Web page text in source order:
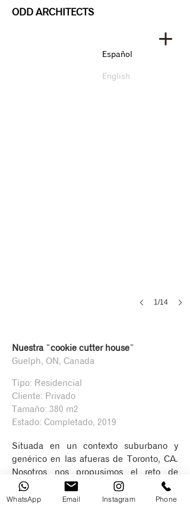
ODD ARCHITECTS
Español
English
1/14
Nuestra ¨cookie cutter house¨​
Guelph, ON, Canada
Tipo: Residencial
Cliente: Privado
Tamaño: 380 m2
Estado: Completado, 2019
Situada en un contexto suburbano y
genérico en las afueras de Toronto, CA.
Nosotros nos propusimos el reto de
diseñar la casa genérica más atractiva de
la zona. Para eso tomamos los planos de
WhatsApp Email Instagram Phone